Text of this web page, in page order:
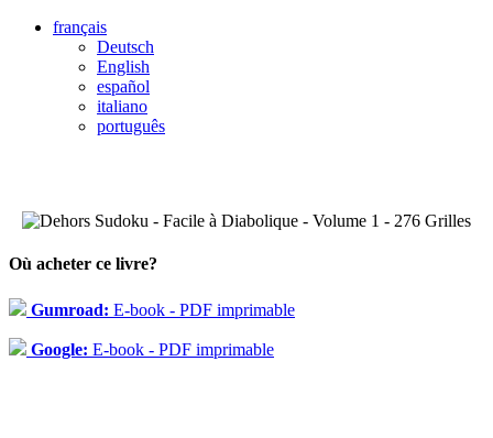
français
Deutsch
English
español
italiano
português
Où acheter ce livre?
Gumroad: E-book - PDF imprimable
Google: E-book - PDF imprimable